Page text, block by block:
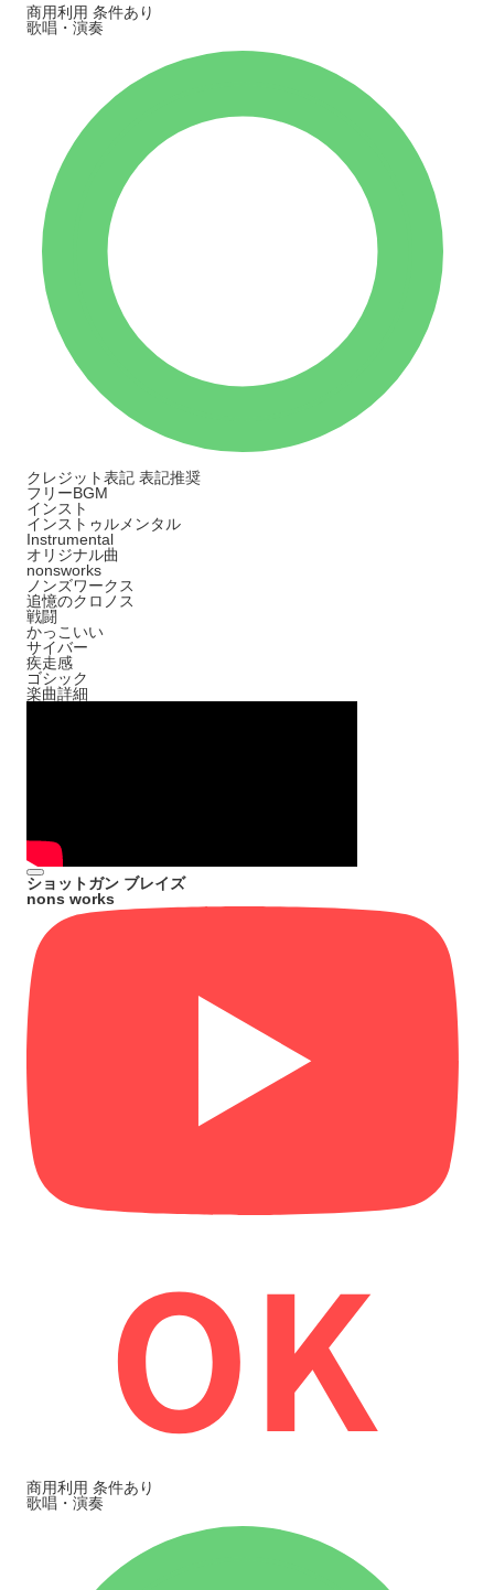
商用利用 条件あり
歌唱・演奏
クレジット表記 表記推奨
フリーBGM
インスト
インストゥルメンタル
Instrumental
オリジナル曲
nonsworks
ノンズワークス
追憶のクロノス
戦闘
かっこいい
サイバー
疾走感
ゴシック
楽曲詳細
ショットガン ブレイズ
nons works
商用利用 条件あり
歌唱・演奏